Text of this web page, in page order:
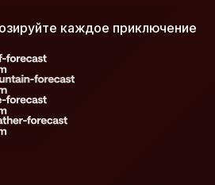
каждое приключение